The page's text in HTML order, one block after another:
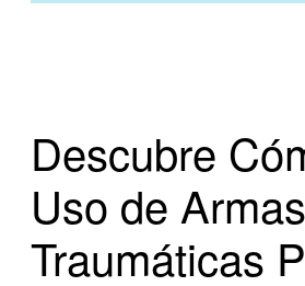
Descubre
Uso de Armas
Traumáticas